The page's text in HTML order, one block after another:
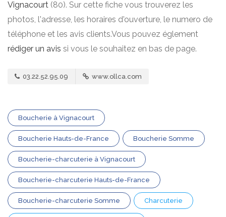
Vignacourt (80). Sur cette fiche vous trouverez les
photos, l'adresse, les horaires d'ouverture, le numero de
téléphone et les avis clients.Vous pouvez églement
rédiger un avis si vous le souhaitez en bas de page.
03.22.52.95.09 www.ollca.com
Boucherie à Vignacourt
Boucherie Hauts-de-France Boucherie Somme
Boucherie-charcuterie à Vignacourt
Boucherie-charcuterie Hauts-de-France
Boucherie-charcuterie Somme Charcuterie